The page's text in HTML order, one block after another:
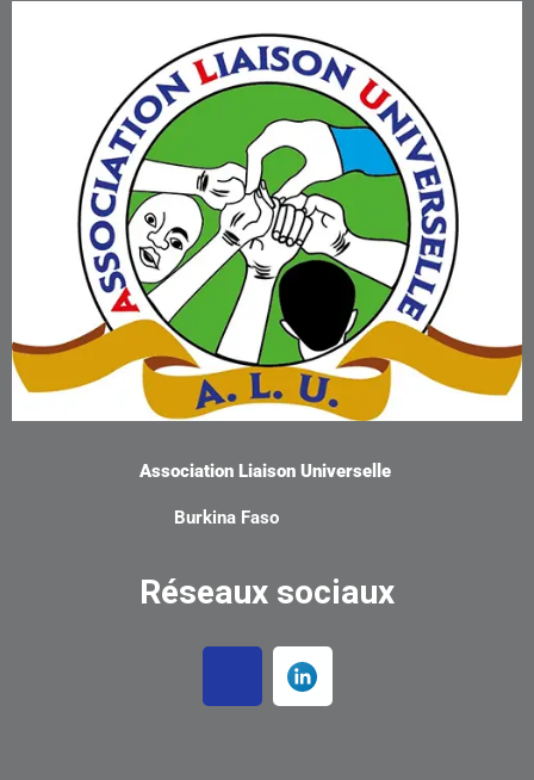
Association Liaison Universelle
Burkina Faso
Réseaux sociaux